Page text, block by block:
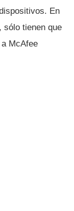
En
sólo tienen que
McAfee